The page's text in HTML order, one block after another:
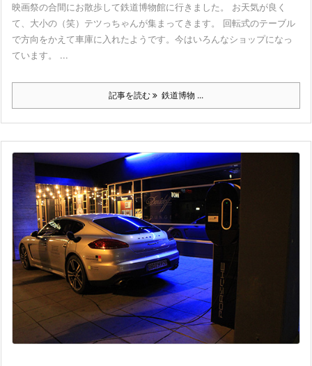
映画祭の合間にお散歩して鉄道博物館に行きました。 お天気が良く
て、大小の（笑）テツっちゃんが集まってきます。 回転式のテーブル
で方向をかえて車庫に入れたようです。今はいろんなショップになっ
ています。 ...
記事を読む 鉄道博物 ...